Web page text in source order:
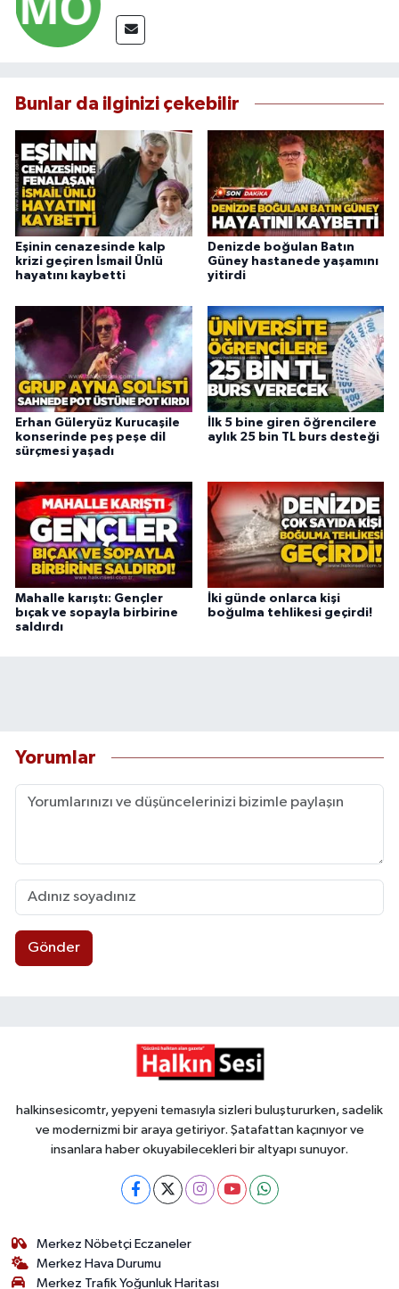
Bunlar da ilginizi çekebilir
Eşinin cenazesinde kalp
krizi geçiren İsmail Ünlü
hayatını kaybetti
Denizde boğulan Batın
Güney hastanede yaşamını
yitirdi
Erhan Güleryüz Kurucaşile
konserinde peş peşe dil
sürçmesi yaşadı
İlk 5 bine giren öğrencilere
aylık 25 bin TL burs desteği
Mahalle karıştı: Gençler
bıçak ve sopayla birbirine
saldırdı
İki günde onlarca kişi
boğulma tehlikesi geçirdi!
Yorumlar
Gönder
halkinsesicomtr, yepyeni temasıyla sizleri buluştururken, sadelik
ve modernizmi bir araya getiriyor. Şatafattan kaçınıyor ve
insanlara haber okuyabilecekleri bir altyapı sunuyor.
Merkez Nöbetçi Eczaneler
Merkez Hava Durumu
Merkez Trafik Yoğunluk Haritası